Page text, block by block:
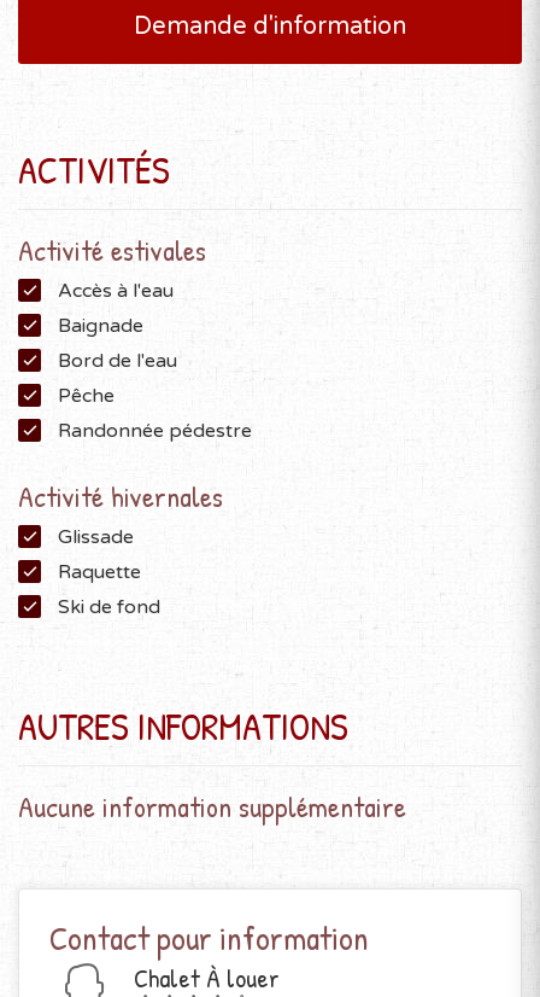
Demande d'information
ACTIVITÉS
Activité estivales
Accès à l'eau
Baignade
Bord de l'eau
Pêche
Randonnée pédestre
Activité hivernales
Glissade
Raquette
Ski de fond
AUTRES INFORMATIONS
Aucune information supplémentaire
Contact pour information
Chalet À louer